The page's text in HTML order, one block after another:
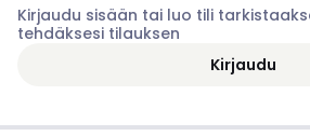
Kirjaudu sisään tai luo tili
tehdäksesi tilauksen
Kirjaudu